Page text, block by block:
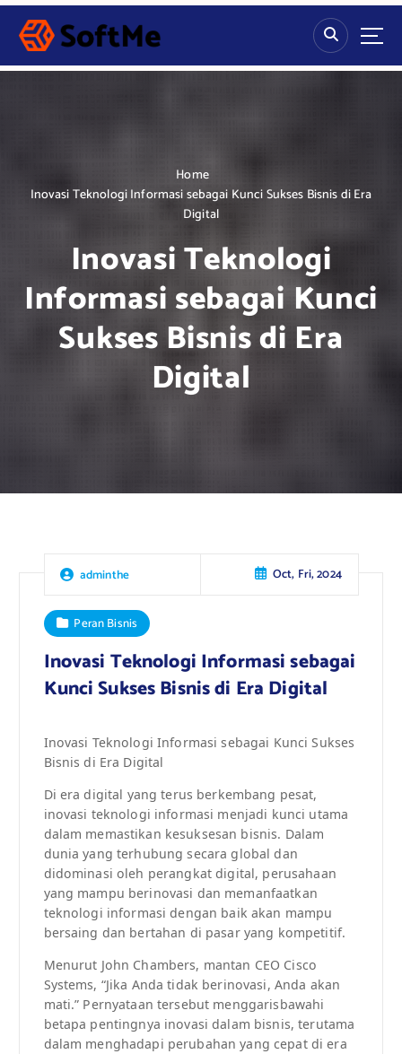
S
p
Home
Inovasi Teknologi Informasi sebagai Kunci Sukses Bisnis di Era
Digital
Inovasi Teknologi
Informasi sebagai Kunci
Sukses Bisnis di Era
Digital
adminthe Oct, Fri, 2024
Peran Bisnis
Inovasi Teknologi Informasi sebagai
Kunci Sukses Bisnis di Era Digital
Inovasi Teknologi Informasi sebagai Kunci Sukses
Bisnis di Era Digital
Di era digital yang terus berkembang pesat,
inovasi teknologi informasi menjadi kunci utama
dalam memastikan kesuksesan bisnis. Dalam
dunia yang terhubung secara global dan
didominasi oleh perangkat digital, perusahaan
yang mampu berinovasi dan memanfaatkan
teknologi informasi dengan baik akan mampu
bersaing dan bertahan di pasar yang kompetitif.
Menurut John Chambers, mantan CEO Cisco
Systems, “Jika Anda tidak berinovasi, Anda akan
mati.” Pernyataan tersebut menggarisbawahi
betapa pentingnya inovasi dalam bisnis, terutama
dalam menghadapi perubahan yang cepat di era